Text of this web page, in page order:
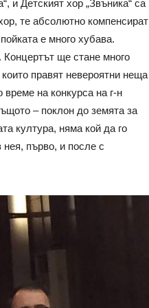
и Детският хор „Звъника“ са
те абсолютно компенсират
е много хубава.
ще стане много
правят невероятни неща
време на конкурса на г-н
– поклон до земята за
култура, няма кой да го
първо, и после с